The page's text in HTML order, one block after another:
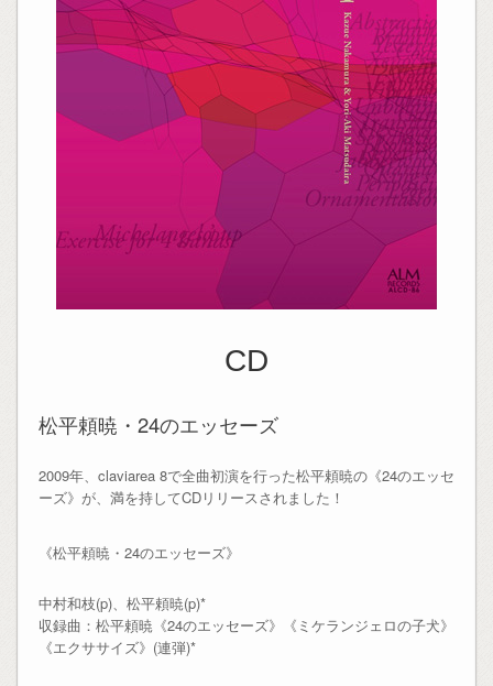
CD
松平頼暁・24のエッセーズ
2009年、claviarea 8で全曲初演を行った松平頼暁の《24のエッセ
ーズ》が、満を持してCDリリースされました！
《松平頼暁・24のエッセーズ》
中村和枝(p)、松平頼暁(p)*
収録曲：松平頼暁《24のエッセーズ》《ミケランジェロの子犬》
《エクササイズ》(連弾)*